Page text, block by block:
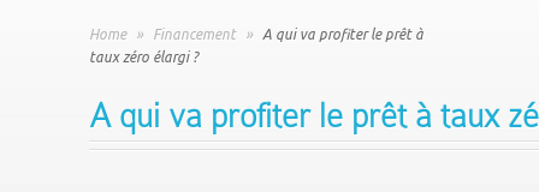
Home » Financement »
A qui va profiter le prêt à
taux zéro élargi ?
A qui va profiter le prêt à taux